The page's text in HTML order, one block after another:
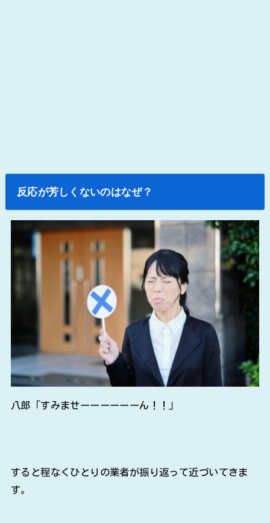
反応が芳しくないのはなぜ？
八郎「すみませーーーーーーん！！」
すると程なくひとりの業者が振り返って近づいてきま
す。